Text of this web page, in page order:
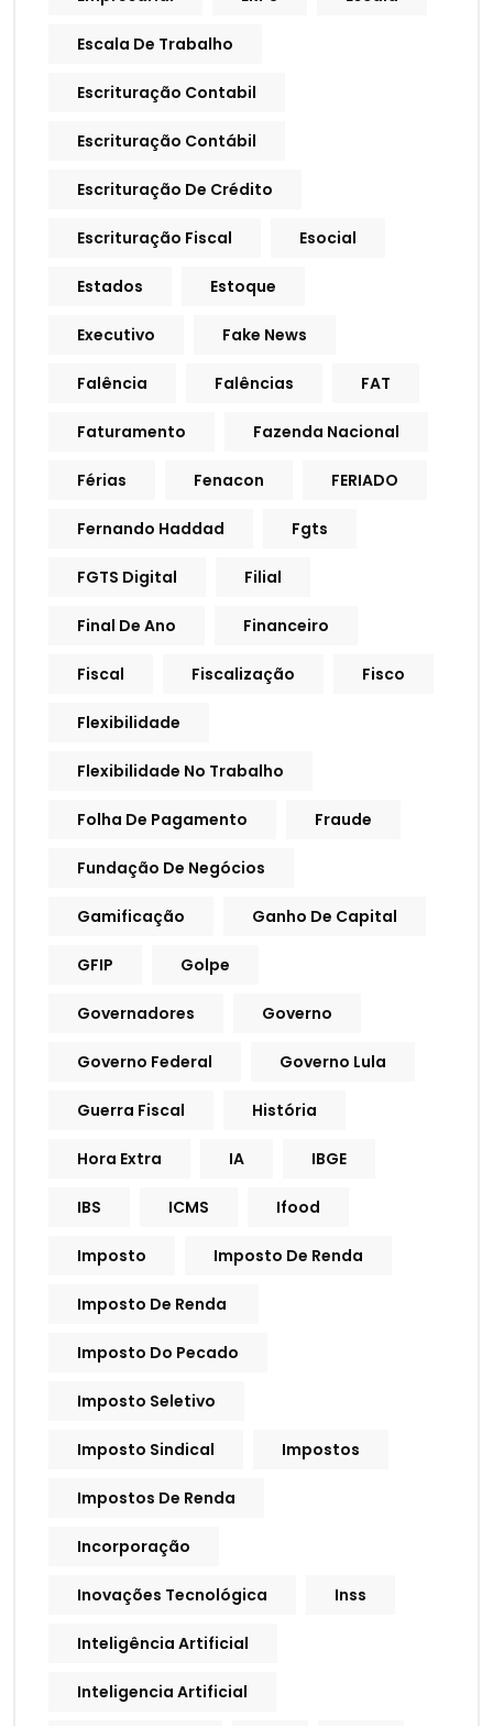
Escala De Trabalho
Escrituração Contabil
Escrituração Contábil
Escrituração De Crédito
Escrituração Fiscal Esocial
Estados Estoque
Executivo Fake News
Falência Falências FAT
Faturamento Fazenda Nacional
Férias Fenacon FERIADO
Fernando Haddad Fgts
FGTS Digital Filial
Final De Ano Financeiro
Fiscal Fiscalização Fisco
Flexibilidade
Flexibilidade No Trabalho
Folha De Pagamento Fraude
Fundação De Negócios
Gamificação Ganho De Capital
GFIP Golpe
Governadores Governo
Governo Federal Governo Lula
Guerra Fiscal História
Hora Extra IA IBGE
IBS ICMS Ifood
Imposto Imposto De Renda
Imposto De Renda
Imposto Do Pecado
Imposto Seletivo
Imposto Sindical Impostos
Impostos De Renda
Incorporação
Inovações Tecnológica Inss
Inteligência Artificial
Inteligencia Artificial